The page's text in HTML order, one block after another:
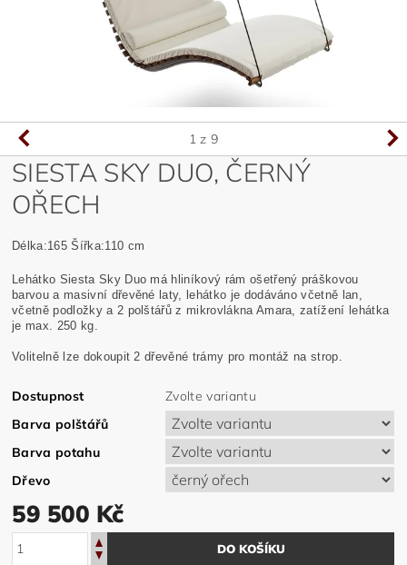
1 z 9
SIESTA SKY DUO, ČERNÝ
OŘECH
Délka:165 Šířka:110 cm
Lehátko Siesta Sky Duo má hliníkový rám ošetřený práškovou
barvou a masivní dřevěné laty, lehátko je dodáváno včetně lan,
včetně podložky a 2 polštářů z mikrovlákna Amara, zatížení lehátka
je max. 250 kg.
Volitelně lze dokoupit 2 dřevěné trámy pro montáž na strop.
Dostupnost
Zvolte variantu
Barva polštářů
Barva potahu
Dřevo
59 500 Kč